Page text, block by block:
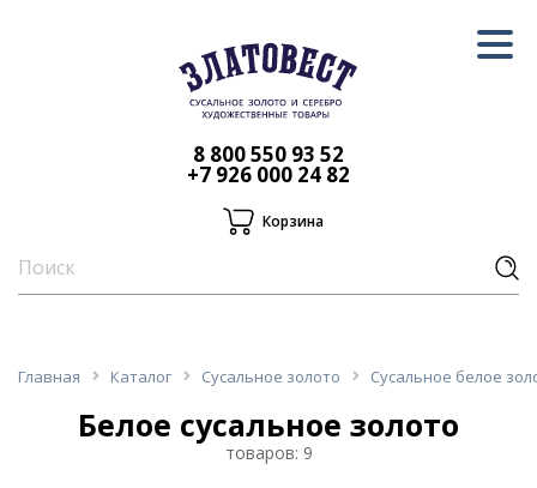
8 800 550 93 52
+7 926 000 24 82
Корзина
Главная Каталог Сусальное золото Сусальное белое
Белое сусальное золото
товаров: 9